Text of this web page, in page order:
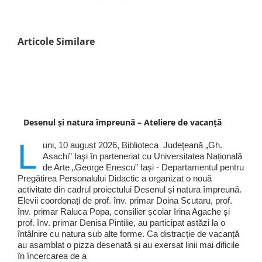
Articole Similare
Desenul și natura împreună – Ateliere de vacanță
L
uni, 10 august 2026, Biblioteca Judeţeană „Gh.
Asachi” Iaşi în parteneriat cu Universitatea Națională
de Arte „George Enescu” Iași - Departamentul pentru
Pregătirea Personalului Didactic a organizat o nouă
activitate din cadrul proiectului Desenul și natura împreună.
Elevii coordonați de prof. înv. primar Doina Scutaru, prof.
înv. primar Raluca Popa, consilier școlar Irina Agache și
prof. înv. primar Denisa Pintilie, au participat astăzi la o
întâlnire cu natura sub alte forme. Ca distracție de vacanță
au asamblat o pizza desenată și au exersat linii mai dificile
în încercarea de a